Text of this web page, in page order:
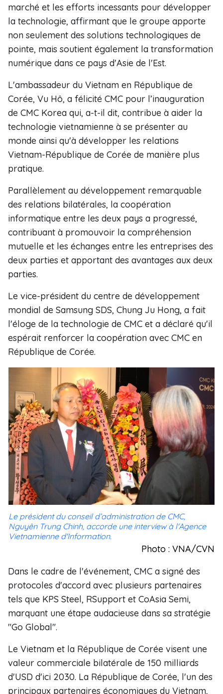
marché et les efforts incessants pour développer
la technologie, affirmant que le groupe apporte
non seulement des solutions technologiques de
pointe, mais soutient également la transformation
numérique dans ce pays d'Asie de l'Est.
L'ambassadeur du Vietnam en République de
Corée, Vu Hô, a félicité CMC pour l’inauguration
de CMC Korea qui, a-t-il dit, contribue à aider la
technologie vietnamienne à se présenter au
monde ainsi qu'à développer les relations
Vietnam-République de Corée de manière plus
pratique.
Parallèlement au développement remarquable
des relations bilatérales, la coopération
informatique entre les deux pays a progressé,
contribuant à promouvoir la compréhension
mutuelle et les échanges entre les entreprises des
deux parties et apportant des avantages aux deux
parties.
Le vice-président du centre de développement
mondial de Samsung SDS, Chung Ju Hong, a fait
l'éloge de la technologie de CMC et a déclaré qu'il
espérait renforcer la coopération avec CMC en
République de Corée.
Le président du conseil d’administration de CMC,
Nguyên Trung Chinh, accorde une interview à l'Agence
Vietnamienne d'Information.
Photo : VNA/CVN
Dans le cadre de l'événement, CMC a signé des
protocoles d'accord avec plusieurs partenaires
tels que KPS Steel, RSupport et CoAsia Semi,
marquant une étape audacieuse dans sa stratégie
"Go Global".
Le Vietnam et la République de Corée visent une
valeur commerciale bilatérale de 150 milliards
d'USD d'ici 2030. La République de Corée, l'un des
principaux partenaires économiques du Vietnam,